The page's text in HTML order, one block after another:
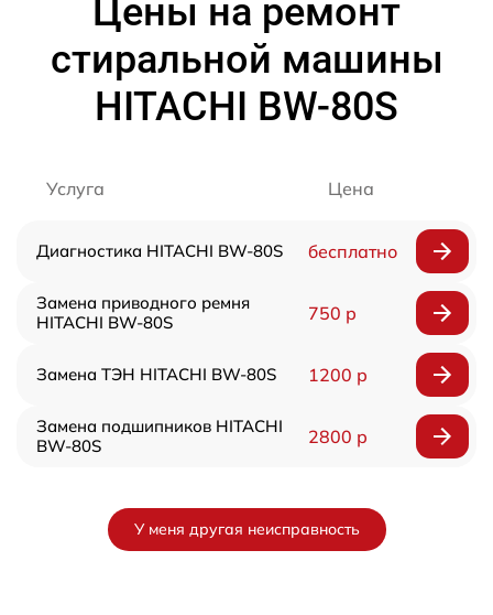
Цены на ремонт
стиральной машины
HITACHI BW-80S
Услуга Цена
Диагностика HITACHI BW-80S бесплатно
Замена приводного ремня
HITACHI BW-80S
750 р
Замена ТЭН HITACHI BW-80S 1200 р
Замена подшипников HITACHI
BW-80S
2800 р
У меня другая неисправность